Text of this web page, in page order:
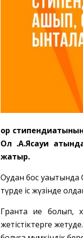
Қор
Ол Қ.А.Ясауи
жатыр.
Оқудан бос уақытында
түрде іс жүзінде
Грантқа ие болып,
жетістіктерге